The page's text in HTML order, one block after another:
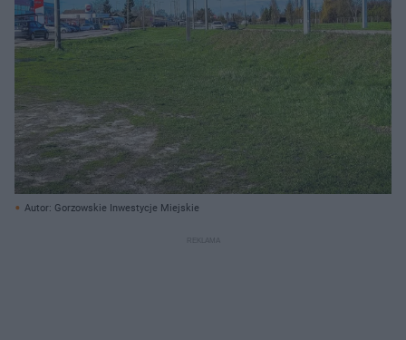
Autor: Gorzowskie Inwestycje Miejskie